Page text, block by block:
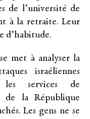
de l’université de
à la retraite. Leur
d’habitude.
met à analyser la
israéliennes
services de
de la République
Les gens ne se